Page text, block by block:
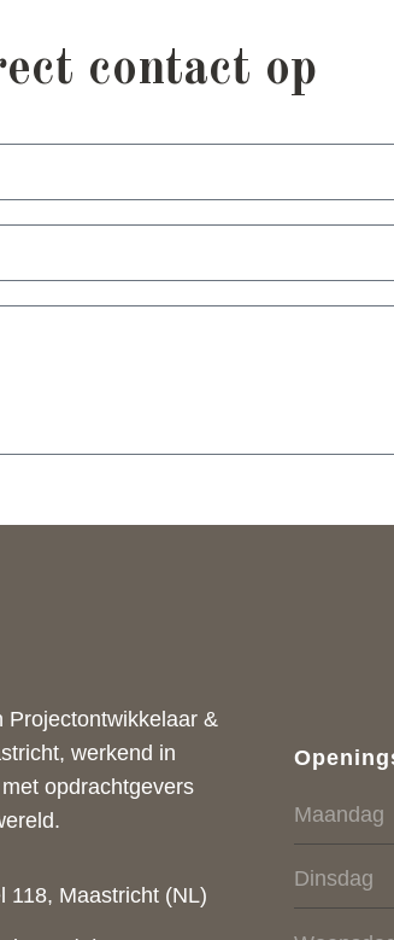
contact op
Projectontwikkelaar &
werkend in
opdrachtgevers
118, Maastricht (NL)
Maandag
Dinsdag